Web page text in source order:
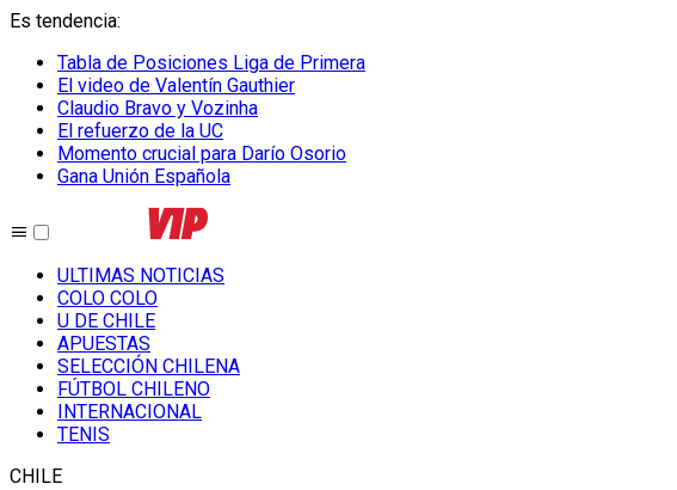
Es tendencia:
Tabla de Posiciones Liga de Primera
El video de Valentín Gauthier
Claudio Bravo y Vozinha
El refuerzo de la UC
Momento crucial para Darío Osorio
Gana Unión Española
ULTIMAS NOTICIAS
COLO COLO
U DE CHILE
APUESTAS
SELECCIÓN CHILENA
FÚTBOL CHILENO
INTERNACIONAL
TENIS
CHILE